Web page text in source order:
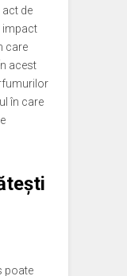
de
impact
care
acest
în care
poate